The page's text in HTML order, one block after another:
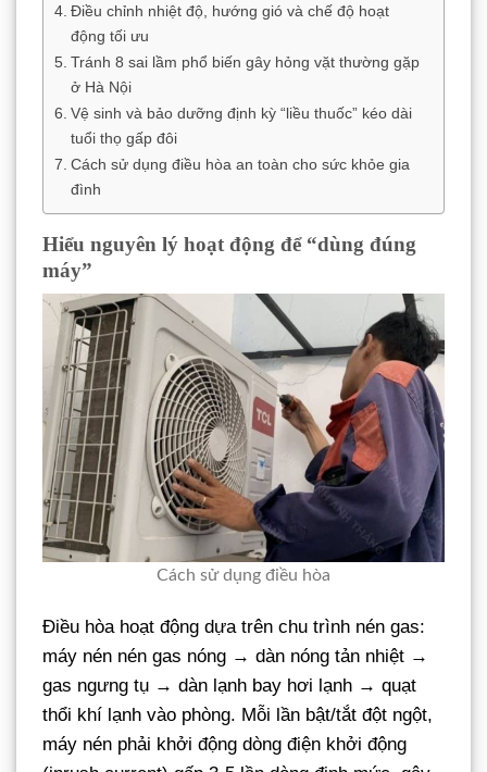
Điều chỉnh nhiệt độ, hướng gió và chế độ hoạt
động tối ưu
Tránh 8 sai lầm phổ biến gây hỏng vặt thường gặp
ở Hà Nội
Vệ sinh và bảo dưỡng định kỳ “liều thuốc” kéo dài
tuổi thọ gấp đôi
Cách sử dụng điều hòa an toàn cho sức khỏe gia
đình
Hiểu nguyên lý hoạt động để “dùng đúng
máy”
Cách sử dụng điều hòa
Điều hòa hoạt động dựa trên chu trình nén gas:
máy nén nén gas nóng → dàn nóng tản nhiệt →
gas ngưng tụ → dàn lạnh bay hơi lạnh → quạt
thổi khí lạnh vào phòng. Mỗi lần bật/tắt đột ngột,
máy nén phải khởi động dòng điện khởi động